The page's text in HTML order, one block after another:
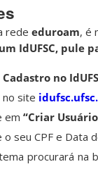
rede eduroam, é
IdUFSC, pule
no
no site
em “Criar
o seu CPF e Data
procurará na